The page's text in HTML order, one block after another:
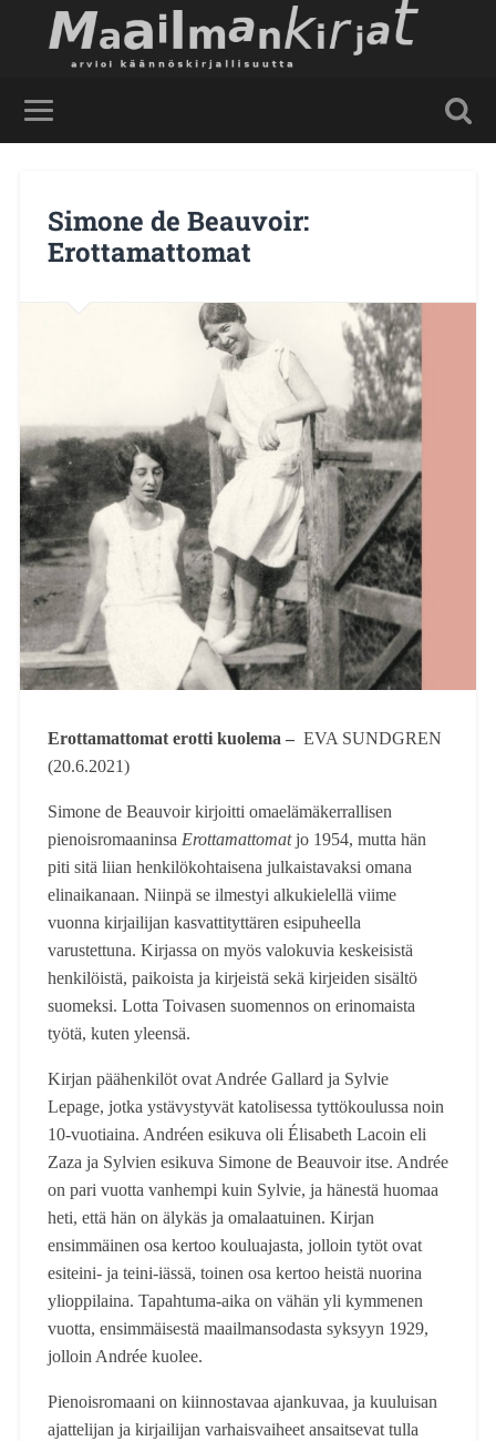
Simone de Beauvoir:
Erottamattomat
Erottamattomat erotti kuolema – EVA SUNDGREN
(20.6.2021)
Simone de Beauvoir kirjoitti omaelämäkerrallisen
pienoisromaaninsa Erottamattomatjo 1954, mutta hän
piti sitä liian henkilökohtaisena julkaistavaksi omana
elinaikanaan. Niinpä se ilmestyi alkukielellä viime
vuonna kirjailijan kasvattityttären esipuheella
varustettuna. Kirjassa on myös valokuvia keskeisistä
henkilöistä, paikoista ja kirjeistä sekä kirjeiden sisältö
suomeksi. Lotta Toivasen suomennos on erinomaista
työtä, kuten yleensä.
Kirjan päähenkilöt ovat Andrée Gallard ja Sylvie
Lepage, jotka ystävystyvät katolisessa tyttökoulussa noin
10-vuotiaina. Andréen esikuva oli Élisabeth Lacoin eli
Zaza ja Sylvien esikuva Simone de Beauvoir itse. Andrée
on pari vuotta vanhempi kuin Sylvie, ja hänestä huomaa
heti, että hän on älykäs ja omalaatuinen. Kirjan
ensimmäinen osa kertoo kouluajasta, jolloin tytöt ovat
esiteini- ja teini-iässä, toinen osa kertoo heistä nuorina
ylioppilaina. Tapahtuma-aika on vähän yli kymmenen
vuotta, ensimmäisestä maailmansodasta syksyyn 1929,
jolloin Andrée kuolee.
Pienoisromaani on kiinnostavaa ajankuvaa, ja kuuluisan
ajattelijan ja kirjailijan varhaisvaiheet ansaitsevat tulla